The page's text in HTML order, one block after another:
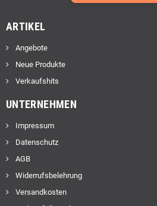
ARTIKEL
Angebote
Neue Produkte
Verkaufshits
UNTERNEHMEN
Impressum
Datenschutz
AGB
Widerrufsbelehrung
Versandkosten